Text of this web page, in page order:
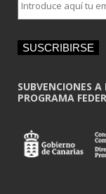
m
a
SUSCRIBIRSE
SUBVENCIONES A
PROGRAMA